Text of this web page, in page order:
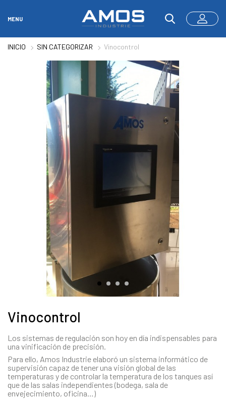
MENU
INICIO SIN CATEGORIZAR Vinocontrol
Vinocontrol
Los sistemas de regulación son hoy en día indispensables para
una vinificación de precisión.
Para ello, Amos Industrie elaboró un sistema informático de
supervisión capaz de tener una visión global de las
temperaturas y de controlar la temperatura de los tanques así
que de las salas independientes (bodega, sala de
envejecimiento, oficina…)